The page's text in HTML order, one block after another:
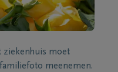
ziekenhuis moet
meenemen.